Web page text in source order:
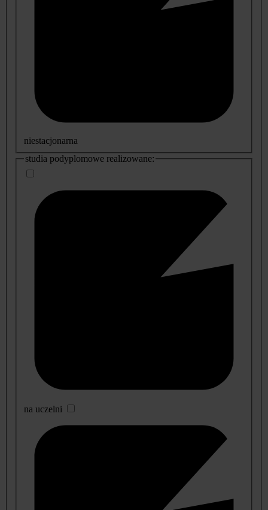
niestacjonarna
studia podyplomowe realizowane:
na uczelni